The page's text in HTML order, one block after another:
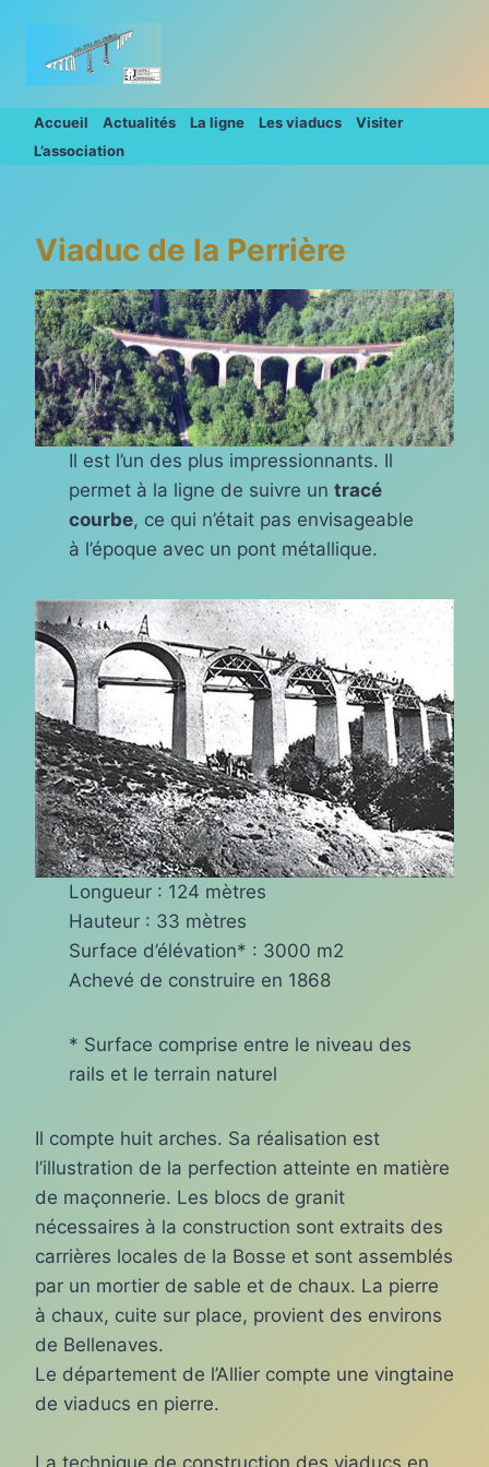
contenu
Accueil Actualités La ligne Les viaducs
Visiter
L’association
Viaduc de la Perrière
Il est l’un des plus impressionnants. Il
permet à la ligne de suivre un tracé
courbe, ce qui n’était pas envisageable
à l’époque avec un pont métallique.
Longueur : 124 mètres
Hauteur : 33 mètres
Surface d’élévation* : 3000 m2
Achevé de construire en 1868
* Surface comprise entre le niveau des
rails et le terrain naturel
Il compte huit arches. Sa réalisation est
l’illustration de la perfection atteinte en matière
de maçonnerie. Les blocs de granit
nécessaires à la construction sont extraits des
carrières locales de la Bosse et sont assemblés
par un mortier de sable et de chaux. La pierre
à chaux, cuite sur place, provient des environs
de Bellenaves.
Le département de l’Allier compte une vingtaine
de viaducs en pierre.
La technique de construction des viaducs en